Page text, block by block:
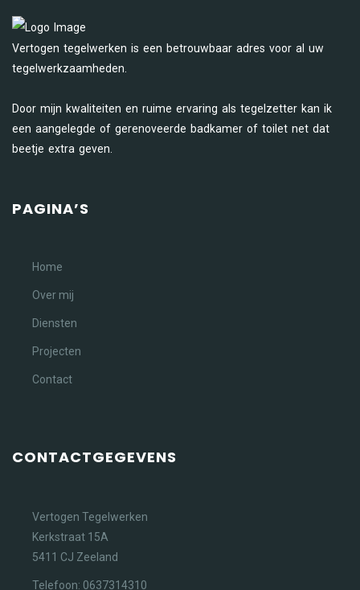
Vertogen tegelwerken is een betrouwbaar adres voor al uw
tegelwerkzaamheden.
Door mijn kwaliteiten en ruime ervaring als tegelzetter kan ik
een aangelegde of gerenoveerde badkamer of toilet net dat
beetje extra geven.
PAGINA’S
Home
Over mij
Diensten
Projecten
Contact
CONTACTGEGEVENS
Vertogen Tegelwerken
Kerkstraat 15A
5411 CJ Zeeland
Telefoon: 0637314310